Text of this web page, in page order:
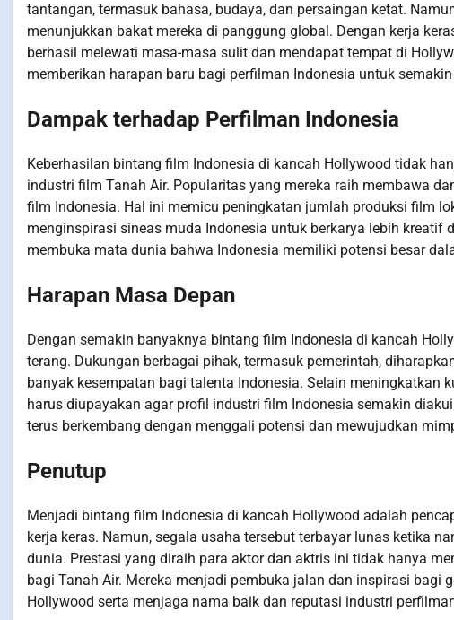
tantangan, termasuk bahasa, budaya, dan persaingan ketat.
menunjukkan bakat mereka di panggung global. Dengan kerja
berhasil melewati masa-masa sulit dan mendapat tempat di
memberikan harapan baru bagi perfilman Indonesia untuk
Dampak terhadap Perfilman Indonesia
Keberhasilan bintang film Indonesia di kancah Hollywood tidak
industri film Tanah Air. Popularitas yang mereka raih membawa
film Indonesia. Hal ini memicu peningkatan jumlah produksi film
menginspirasi sineas muda Indonesia untuk berkarya lebih
membuka mata dunia bahwa Indonesia memiliki potensi besar
Harapan Masa Depan
Dengan semakin banyaknya bintang film Indonesia di kancah
terang. Dukungan berbagai pihak, termasuk pemerintah,
banyak kesempatan bagi talenta Indonesia. Selain
harus diupayakan agar profil industri film Indonesia semakin
terus berkembang dengan menggali potensi dan mewujudkan
Penutup
Menjadi bintang film Indonesia di kancah Hollywood adalah
kerja keras. Namun, segala usaha tersebut terbayar lunas ketika
dunia. Prestasi yang diraih para aktor dan aktris ini tidak hanya
bagi Tanah Air. Mereka menjadi pembuka jalan dan inspirasi bagi
Hollywood serta menjaga nama baik dan reputasi industri